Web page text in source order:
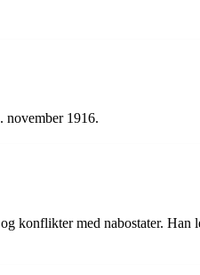
november 1916.
konflikter med nabostater.